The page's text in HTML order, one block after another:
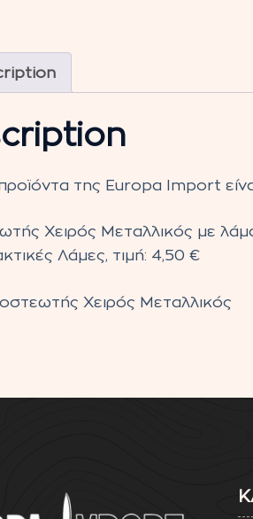
της Europa Import
Χειρός Μεταλλικός με
Λάμες, τιμή: 4,50 €
Χειρός Μεταλλικός